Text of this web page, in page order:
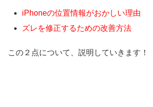
iPhoneの位置情報がおかしい理由
ズレを修正するための改善方法
この２点について、説明していきます！